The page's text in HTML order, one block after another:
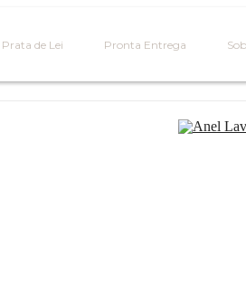
Prata de Lei Pronta Entrega